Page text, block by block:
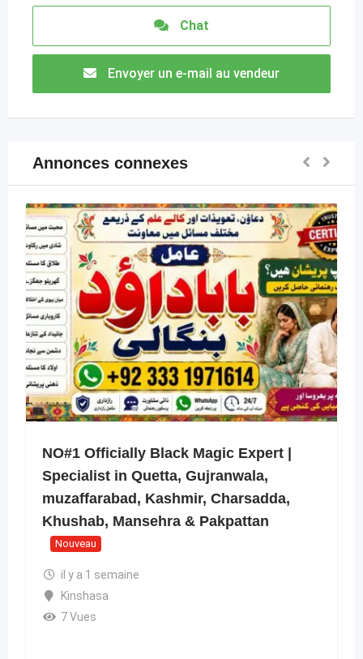
Chat
Envoyer un e-mail au vendeur
Annonces connexes
NO#1 Officially Black Magic Expert |
Specialist in Quetta, Gujranwala,
muzaffarabad, Kashmir, Charsadda,
Khushab, Mansehra & Pakpattan
Nouveau
il y a 1 semaine
Kinshasa
7 Vues